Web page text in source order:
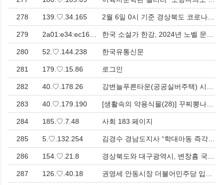
278 139.♡.34.165
279
280 52.♡.144.238 한국유통신문
281 179.♡.15.86 로그인
282 40.♡.178.26
283 40.♡.179.190
284 185.♡.7.48 사회 183 페이지
285 5.♡.132.254
286 154.♡.21.8
287 126.♡.40.18